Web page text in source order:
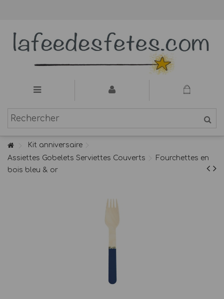
Kit anniversaire
Assiettes Gobelets Serviettes Couverts
Fourchettes en
bois bleu & or